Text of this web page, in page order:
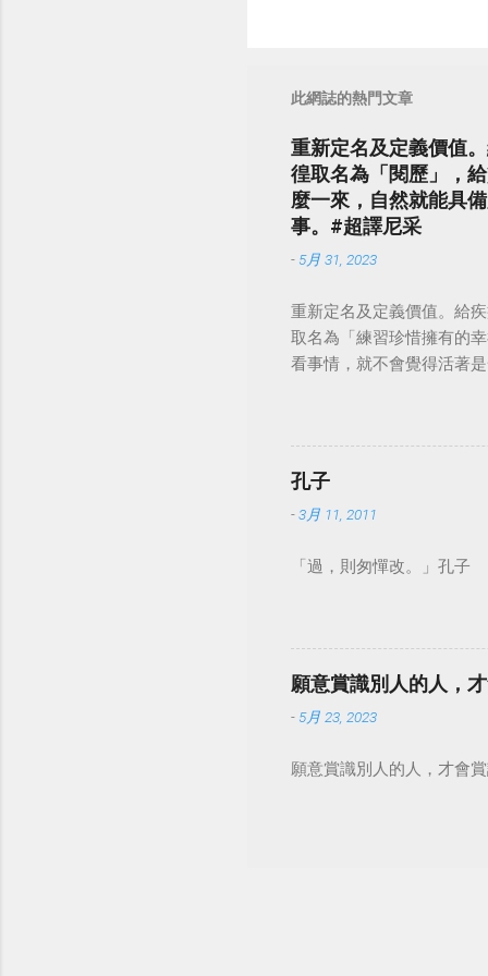
此網誌的熱門文章
重新定名及定義價值
徨取名為「閱歷」，
麼一來，自然就能具
事。#超譯尼采
- 5月 31, 2023
重新定名及定義價值。給
取名為「練習珍惜擁有的
看事情，就不會覺得活著
孔子
-3月 11, 2011
「過，則匆憚改。」孔子
願意賞識別人的人，
- 5月 23, 2023
願意賞識別人的人，才會